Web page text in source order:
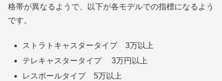
格帯が異なるようで、以下が各モデルでの指標になるよう
です。
ストラトキャスタータイプ 3万以上
テレキャスタータイプ 3万円以上
レスポールタイプ 5万以上